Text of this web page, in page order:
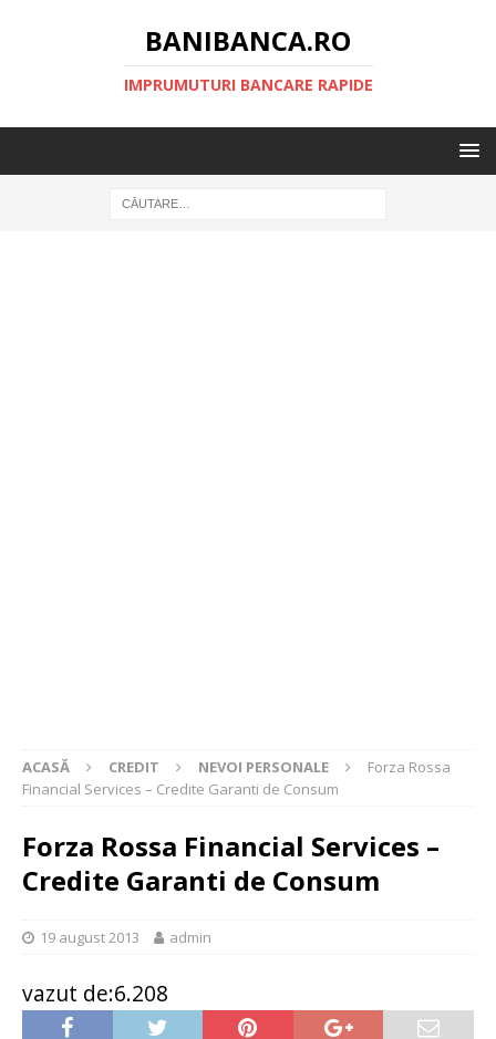
BANIBANCA.RO
IMPRUMUTURI BANCARE RAPIDE
ACASĂ CREDIT NEVOI PERSONALE
Forza Rossa
Financial Services – Credite Garanti de Consum
Forza Rossa Financial Services –
Credite Garanti de Consum
19 august 2013 admin
vazut de:6.208